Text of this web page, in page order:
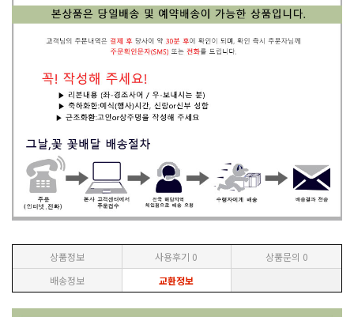
상품정보 사용후기 0 상품문의 0
배송정보
교환정보